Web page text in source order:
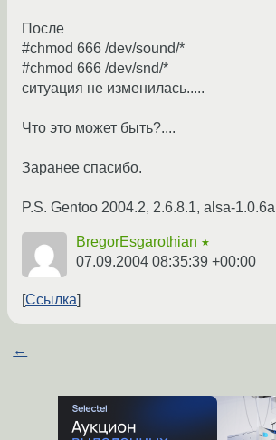
После
#chmod 666 /dev/sound/*
#chmod 666 /dev/snd/*
ситуация не изменилась.....
Что это может быть?....
Заранее спасибо.
P.S. Gentoo 2004.2, 2.6.8.1, alsa-1.0.6a
BregorEsgarothian ★
07.09.2004 08:35:39 +00:00
Ссылка
←